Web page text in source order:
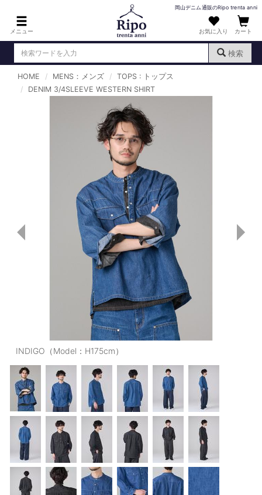
メニュー
岡山デニム通販のRipo trenta anni
お気に入り カート
検索
ログイン （新規会員登録）
DENIM : デニム
TOPS : トップス
T-SHIRT : Tシャツ
KNIT : ニット
SHIRT : シャツ
OUTERS : アウター
LADIES : レディース
DENIM : デニム
PANTS/SKIRT : パンツ・スカート
TOPS : トップス
OUTERS : アウター
OUTLET : アウトレット
MENS : メンズ
LADIES : レディース
新規会員登録
HOME MENS：メンズ
TOPS : トップス
DENIM 3/4SLEEVE WESTERN SHIRT
INDIGO（Model：H175cm）